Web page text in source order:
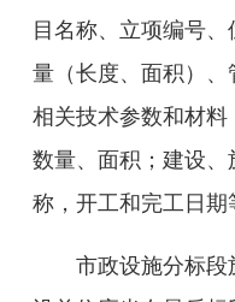
目 名称、 立项编号、
量（长度、面积）
相关技术参数和材料
数量、面积；建设、
称 ， 开工和完工日期
市政设施分标段